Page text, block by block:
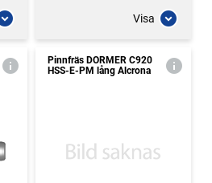
Visa
Pinnfräs DORMER C920
HSS-E-PM lång Alcrona